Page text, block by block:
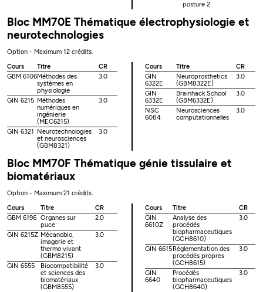
posture 2
Bloc MM70E Thématique électrophysiologie et
neurotechnologies
Option - Maximum 12 crédits.
Cours
Titre
CR
GBM 6106Méthodes des
systèmes en
physiologie
3.0
GIN 6215 Méthodes
numériques en
ingénierie
(MEC6215)
3.0
GIN 6321
Neurotechnologies
et neurosciences
(GBM8321)
3.0
Cours Titre
CR
GIN
6322E
Neuroprosthetics
(GBM8322E)
3.0
GIN
6332E
Brainhack School
(GBM6332E)
3.0
NSC
6084
Neurosciences
computationnelles
3.0
Bloc MM70F Thématique génie tissulaire et
biomatériaux
Option - Maximum 21 crédits.
Cours
Titre
CR
GBM 6196 Organes sur
puce
2.0
GIN 6215Z Mécanobio,
imagerie et
thermo vivant
(GBM8215)
3.0
GIN 6555
Biocompatibilité
et sciences des
biomatériaux
(GBM8555)
3.0
Cours Titre
CR
GIN
6610Z
Analyse des
procédés
biopharmaceutiques
(GCH8610)
3.0
GIN 6615 Règlementation des
procédés propres
(GCH8615)
3.0
GIN
6640
Procédés
biopharmaceutiques
(GCH8640)
3.0